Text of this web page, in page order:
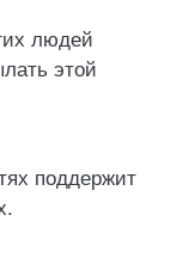
людей
этой
поддержит